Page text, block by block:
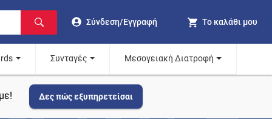
Σύνδεση/Εγγραφή Το καλάθι μου
Συνταγές Μεσογειακή Διατροφή
Δες πώς εξυπηρετείσαι